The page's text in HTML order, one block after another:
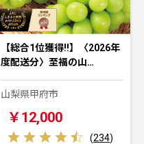
【総合1位獲得!!】〈2026年
度配送分〉至福の山…
山梨県甲府市
￥12,000
(234)